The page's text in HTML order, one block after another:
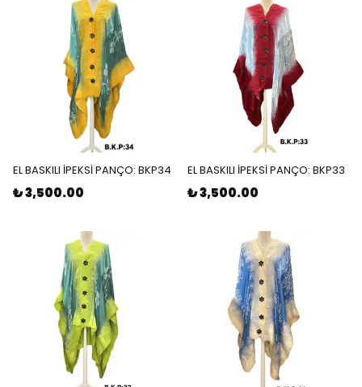
EL BASKILI İPEKSİ PANÇO: BKP34
₺ 3,500.00
EL BASKILI İPEKSİ PANÇO: BKP33
₺ 3,500.00